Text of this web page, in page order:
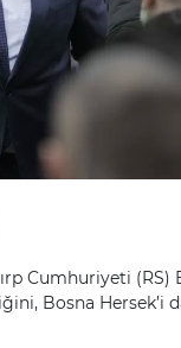
Cumhuriyeti (RS)
Bosna Hersek’i